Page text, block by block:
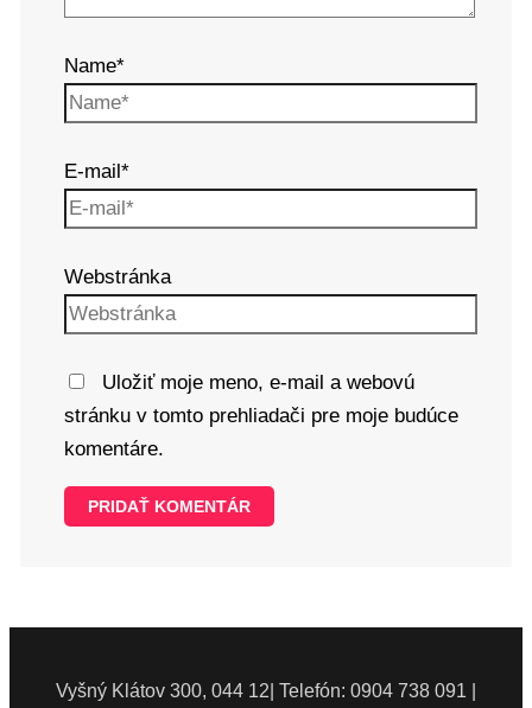
Name*
E-mail*
Webstránka
Uložiť moje meno, e-mail a webovú
stránku v tomto prehliadači pre moje budúce
komentáre.
Vyšný Klátov 300, 044 12| Telefón: 0904 738 091 |